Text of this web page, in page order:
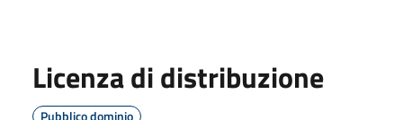
Licenza di distribuzione
Pubblico dominio